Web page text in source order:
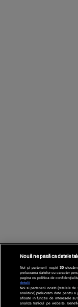
Nouă ne pasă ca datele
Noi și partenerii noștri 30stocăm
prelucrarea datelor cu caracter
pagina cu politica de
detalii
Noi si partenerii nostri (retelele
analitice) prelucram date pentru
afisate in functie de interesele si/
analiza traficul pe website.